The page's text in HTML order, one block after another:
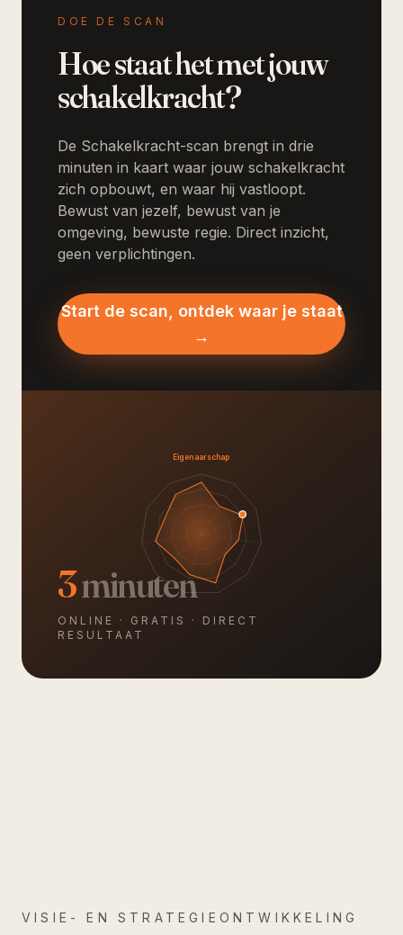
DOE DE SCAN
Hoe staat het met jouw
schakelkracht?
De Schakelkracht-scan brengt in drie
minuten in kaart waar jouw schakelkracht
zich opbouwt, en waar hij vastloopt.
Bewust van jezelf, bewust van je
omgeving, bewuste regie. Direct inzicht,
geen verplichtingen.
Start de scan, ontdek waar je staat
→
Identiteit
3minuten
ONLINE · GRATIS · DIRECT
RESULTAAT
VISIE- EN STRATEGIEONTWIKKELING